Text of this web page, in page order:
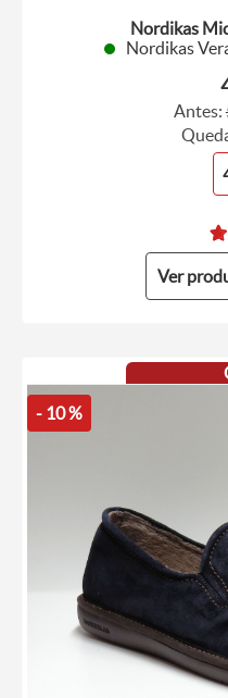
Nordikas
Nordikas
Antes:
Ver
- 10 %